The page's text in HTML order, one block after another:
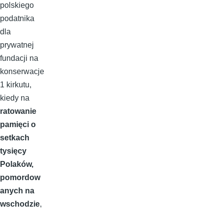
polskiego
podatnika
dla
prywatnej
fundacji na
konserwacje
1 kirkutu,
kiedy na
ratowanie
pamięci o
setkach
tysięcy
Polaków,
pomordow
anych na
wschodzie,